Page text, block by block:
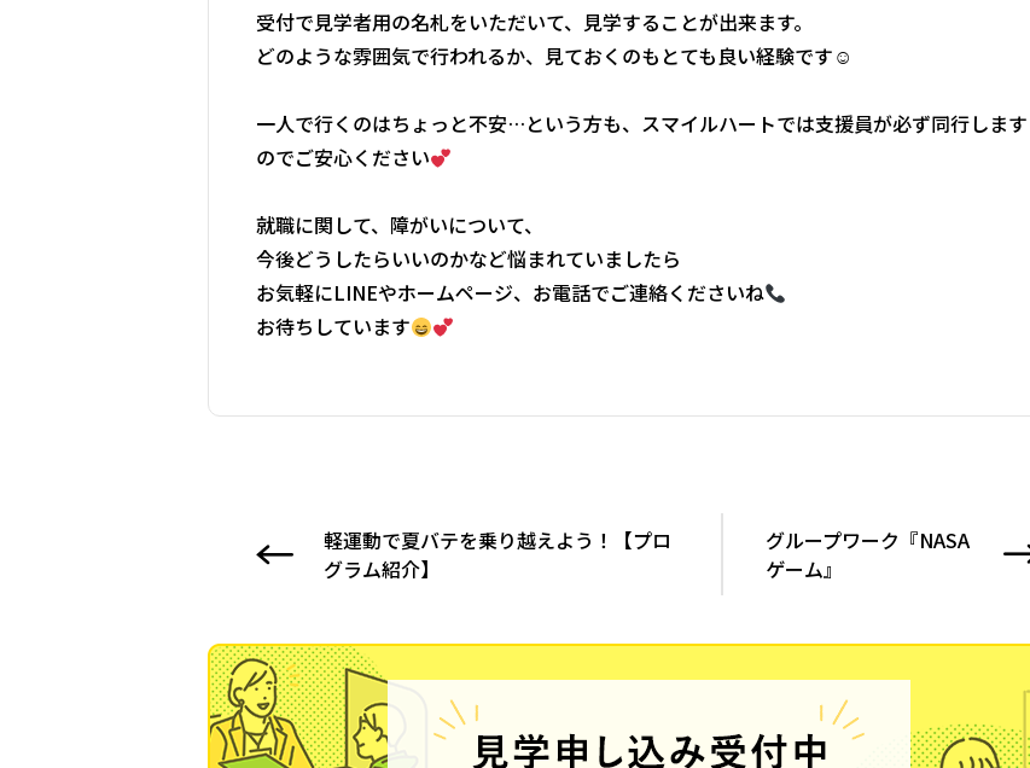
受付で見学者用の名札をいただいて、見学することが出来ます。
どのような雰囲気で行われるか、見ておくのもとても良い経験です☺
一人で行くのはちょっと不安…という方も、スマイルハートでは支援員が必ず同行します
のでご安心ください
就職に関して、障がいについて、
今後どうしたらいいのかなど悩まれていましたら
お気軽にLINEやホームページ、お電話でご連絡くださいね
お待ちしています
軽運動で夏バテを乗り越えよう！【プロ
グラム紹介】
グループワーク『NASA
ゲーム』